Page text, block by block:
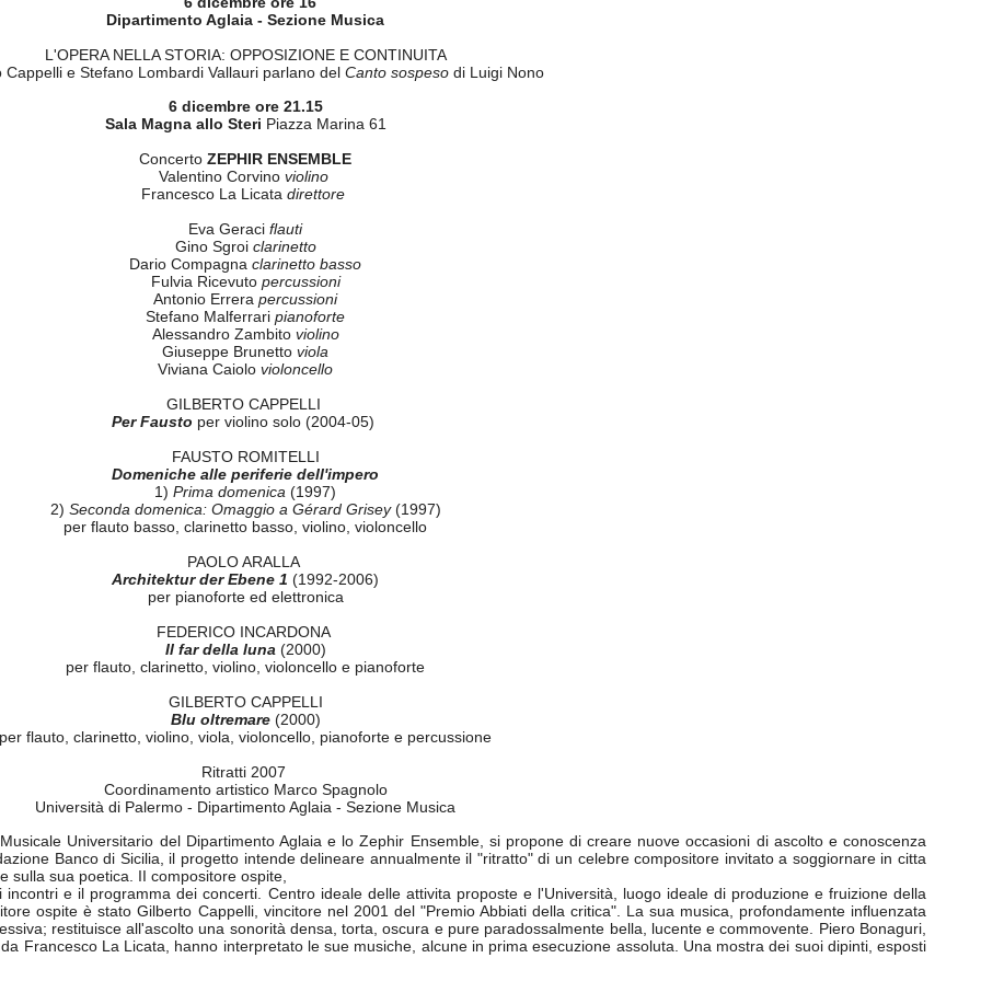
Dipartimento Aglaia - Sezione Musica
L'OPERA NELLA STORIA: OPPOSIZIONE E CONTINUITA
Cappelli e Stefano Lombardi Vallauri parlano del Canto sospesodi Luigi Nono
6 dicembre ore 21.15
Sala Magna allo Steri Piazza Marina 61
Concerto ZEPHIR ENSEMBLE
Valentino Corvino violino
Francesco La Licata direttore
Eva Geraci flauti
Gino Sgroi clarinetto
Dario Compagna clarinetto basso
Fulvia Ricevuto percussioni
Antonio Errera percussioni
Stefano Malferrari pianoforte
Alessandro Zambito violino
Giuseppe Brunetto viola
Viviana Caiolo violoncello
GILBERTO CAPPELLI
Per Fausto per violino solo (2004-05)
FAUSTO ROMITELLI
Domeniche alle periferie dell'impero
1) Prima domenica (1997)
2) Seconda domenica: Omaggio a Gérard Grisey(1997)
per flauto basso, clarinetto basso, violino, violoncello
PAOLO ARALLA
Architektur der Ebene 1 (1992-2006)
per pianoforte ed elettronica
FEDERICO INCARDONA
Il far della luna (2000)
per flauto, clarinetto, violino, violoncello e pianoforte
GILBERTO CAPPELLI
Blu oltremare(2000)
per flauto, clarinetto, violino, viola, violoncello, pianoforte e percussione
Ritratti 2007
Coordinamento artistico Marco Spagnolo
Università di Palermo - Dipartimento Aglaia - Sezione Musica
Universitario del Dipartimento Aglaia e lo Zephir Ensemble, si propone di creare nuove occasioni di ascolto e conoscenza
Banco di Sicilia, il progetto intende delineare annualmente il "ritratto" di un celebre compositore invitato a soggiornare in citta
sulla sua poetica. II compositore ospite,
e il programma dei concerti. Centro ideale delle attivita proposte e l'Università, luogo ideale di produzione e fruizione della
ospite è stato Gilberto Cappelli, vincitore nel 2001 del "Premio Abbiati della critica". La sua musica, profondamente influenzata
restituisce all'ascolto una sonorità densa, torta, oscura e pure paradossalmente bella, lucente e commovente. Piero Bonaguri,
Francesco La Licata, hanno interpretato le sue musiche, alcune in prima esecuzione assoluta. Una mostra dei suoi dipinti, esposti